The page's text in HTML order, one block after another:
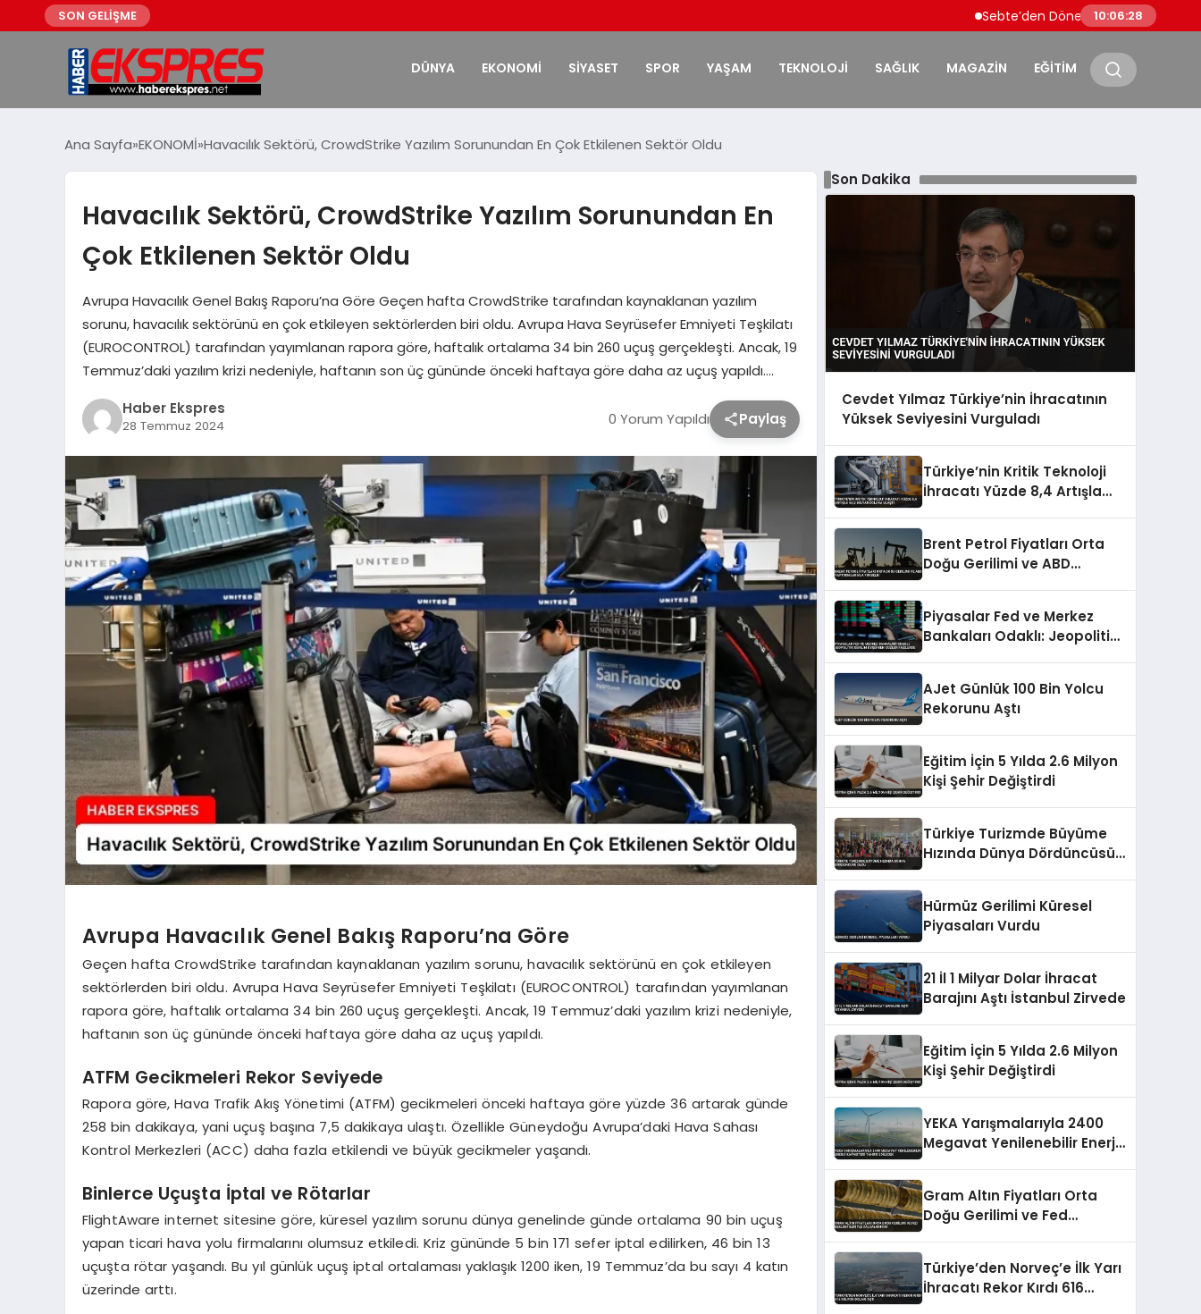
SON GELİŞME Sebte’den Dönen Faslı Göçmenlere
10:06:29
DÜNYA EKONOMİ SİYASET SPOR YAŞAM TEKNOLOJİ SAĞLIK MAGAZİN EĞİTİM
Ana Sayfa EKONOMİ Havacılık Sektörü, CrowdStrike Yazılım Sorunundan En Çok Etkilenen Sektör Oldu
Havacılık Sektörü, CrowdStrike Yazılım Sorunundan En
Çok Etkilenen Sektör Oldu
Avrupa Havacılık Genel Bakış Raporu’na Göre Geçen hafta CrowdStrike tarafından kaynaklanan yazılım
sorunu, havacılık sektörünü en çok etkileyen sektörlerden biri oldu. Avrupa Hava Seyrüsefer Emniyeti Teşkilatı
(EUROCONTROL) tarafından yayımlanan rapora göre, haftalık ortalama 34 bin 260 uçuş gerçekleşti. Ancak, 19
Temmuz’daki yazılım krizi nedeniyle, haftanın son üç gününde önceki haftaya göre daha az uçuş yapıldı….
Haber Ekspres
28 Temmuz 2024 0 Yorum Yapıldı Paylaş
Avrupa Havacılık Genel Bakış Raporu’na Göre
Geçen hafta CrowdStrike tarafından kaynaklanan yazılım sorunu, havacılık sektörünü en çok etkileyen
sektörlerden biri oldu. Avrupa Hava Seyrüsefer Emniyeti Teşkilatı (EUROCONTROL) tarafından yayımlanan
rapora göre, haftalık ortalama 34 bin 260 uçuş gerçekleşti. Ancak, 19 Temmuz’daki yazılım krizi nedeniyle,
haftanın son üç gününde önceki haftaya göre daha az uçuş yapıldı.
ATFM Gecikmeleri Rekor Seviyede
Rapora göre, Hava Trafik Akış Yönetimi (ATFM) gecikmeleri önceki haftaya göre yüzde 36 artarak günde
258 bin dakikaya, yani uçuş başına 7,5 dakikaya ulaştı. Özellikle Güneydoğu Avrupa’daki Hava Sahası
Kontrol Merkezleri (ACC) daha fazla etkilendi ve büyük gecikmeler yaşandı.
Binlerce Uçuşta İptal ve Rötarlar
FlightAware internet sitesine göre, küresel yazılım sorunu dünya genelinde günde ortalama 90 bin uçuş
yapan ticari hava yolu firmalarını olumsuz etkiledi. Kriz gününde 5 bin 171 sefer iptal edilirken, 46 bin 13
uçuşta rötar yaşandı. Bu yıl günlük uçuş iptal ortalaması yaklaşık 1200 iken, 19 Temmuz’da bu sayı 4 katın
üzerinde arttı.
Son Dakika
Cevdet Yılmaz Türkiye’nin İhracatının
Yüksek Seviyesini Vurguladı
Türkiye’nin Kritik Teknoloji
İhracatı Yüzde 8,4 Artışla
Brent Petrol Fiyatları Orta
Doğu Gerilimi ve ABD
Piyasalar Fed ve Merkez
Bankaları Odaklı: Jeopolitik
AJet Günlük 100 Bin Yolcu
Rekorunu Aştı
Eğitim İçin 5 Yılda 2.6 Milyon
Kişi Şehir Değiştirdi
Türkiye Turizmde Büyüme
Hızında Dünya Dördüncüsü
Hürmüz Gerilimi Küresel
Piyasaları Vurdu
21 İl 1 Milyar Dolar İhracat
Barajını Aştı İstanbul Zirvede
Eğitim İçin 5 Yılda 2.6 Milyon
Kişi Şehir Değiştirdi
YEKA Yarışmalarıyla 2400
Megavat Yenilenebilir Enerji
Gram Altın Fiyatları Orta
Doğu Gerilimi ve Fed
Türkiye’den Norveç’e İlk Yarı
İhracatı Rekor Kırdı 616